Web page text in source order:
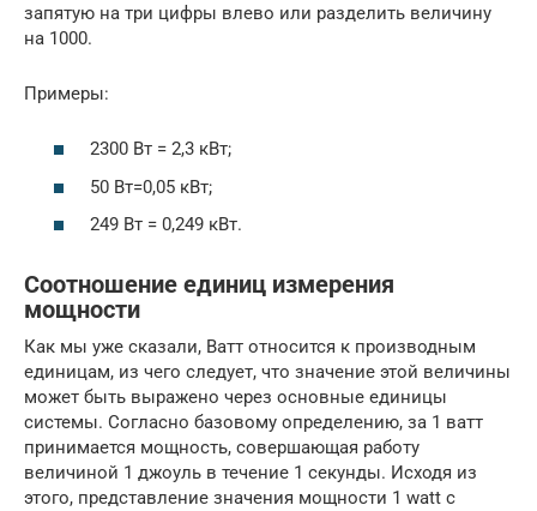
запятую на три цифры влево или разделить величину
на 1000.
Примеры:
2300 Вт = 2,3 кВт;
50 Вт=0,05 кВт;
249 Вт = 0,249 кВт.
Соотношение единиц измерения
мощности
Как мы уже сказали, Ватт относится к производным
единицам, из чего следует, что значение этой величины
может быть выражено через основные единицы
системы. Согласно базовому определению, за 1 ватт
принимается мощность, совершающая работу
величиной 1 джоуль в течение 1 секунды. Исходя из
этого, представление значения мощности 1 watt с